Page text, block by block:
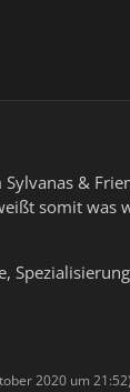
&
somit
2020 um 21:52)